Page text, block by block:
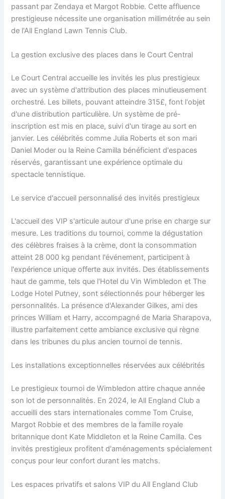
passant par Zendaya et Margot Robbie. Cette affluence
prestigieuse nécessite une organisation millimétrée au sein
de l'All England Lawn Tennis Club.
La gestion exclusive des places dans le Court Central
Le Court Central accueille les invités les plus prestigieux
avec un système d'attribution des places minutieusement
orchestré. Les billets, pouvant atteindre 315£, font l'objet
d'une distribution particulière. Un système de pré-
inscription est mis en place, suivi d'un tirage au sort en
janvier. Les célébrités comme Julia Roberts et son mari
Daniel Moder ou la Reine Camilla bénéficient d'espaces
réservés, garantissant une expérience optimale du
spectacle tennistique.
Le service d'accueil personnalisé des invités prestigieux
L'accueil des VIP s'articule autour d'une prise en charge sur
mesure. Les traditions du tournoi, comme la dégustation
des célèbres fraises à la crème, dont la consommation
atteint 28 000 kg pendant l'événement, participent à
l'expérience unique offerte aux invités. Des établissements
haut de gamme, tels que l'Hotel du Vin Wimbledon et The
Lodge Hotel Putney, sont sélectionnés pour héberger les
personnalités. La présence d'Alexander Gilkes, ami des
princes William et Harry, accompagné de Maria Sharapova,
illustre parfaitement cette ambiance exclusive qui règne
dans les tribunes du plus ancien tournoi de tennis.
Les installations exceptionnelles réservées aux célébrités
Le prestigieux tournoi de Wimbledon attire chaque année
son lot de personnalités. En 2024, le All England Club a
accueilli des stars internationales comme Tom Cruise,
Margot Robbie et des membres de la famille royale
britannique dont Kate Middleton et la Reine Camilla. Ces
invités prestigieux profitent d'aménagements spécialement
conçus pour leur confort durant les matchs.
Les espaces privatifs et salons VIP du All England Club